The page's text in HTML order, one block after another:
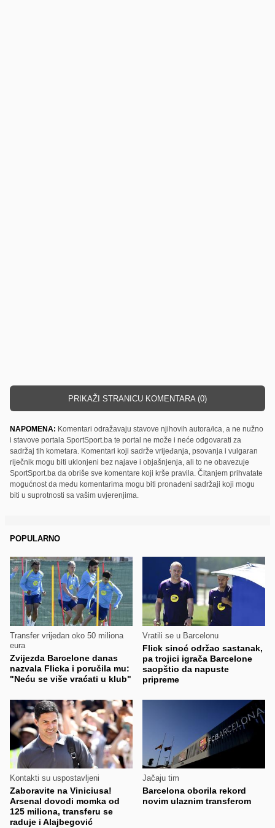
PRIKAŽI STRANICU KOMENTARA (0)
NAPOMENA: Komentari odražavaju stavove njihovih autora/ica, a ne nužno
i stavove portala SportSport.ba te portal ne može i neće odgovarati za
sadržaj tih kometara. Komentari koji sadrže vrijeđanja, psovanja i vulgaran
riječnik mogu biti uklonjeni bez najave i objašnjenja, ali to ne obavezuje
SportSport.ba da obriše sve komentare koji krše pravila. Čitanjem prihvatate
mogućnost da među komentarima mogu biti pronađeni sadržaji koji mogu
biti u suprotnosti sa vašim uvjerenjima.
POPULARNO
Transfer vrijedan oko 50 miliona
eura
Zvijezda Barcelone danas
nazvala Flicka i poručila mu:
"Neću se više vraćati u klub"
Vratili se u Barcelonu
Flick sinoć održao sastanak,
pa trojici igrača Barcelone
saopštio da napuste
pripreme
Kontakti su uspostavljeni
Zaboravite na Viniciusa!
Arsenal dovodi momka od
125 miliona, transferu se
raduje i Alajbegović
Jačaju tim
Barcelona oborila rekord
novim ulaznim transferom